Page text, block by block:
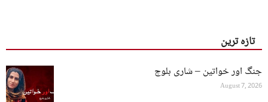
تازہ ترین
جنگ اور خواتین – شاری بلوچ
August 7, 2026